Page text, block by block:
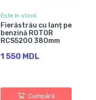
Este în stock
Fierăstrău cu lanț pe
benzină ROTOR
RCS5200 380mm
1 550 MDL
Cumpără